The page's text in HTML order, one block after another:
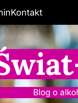
Kontakt
Blog o